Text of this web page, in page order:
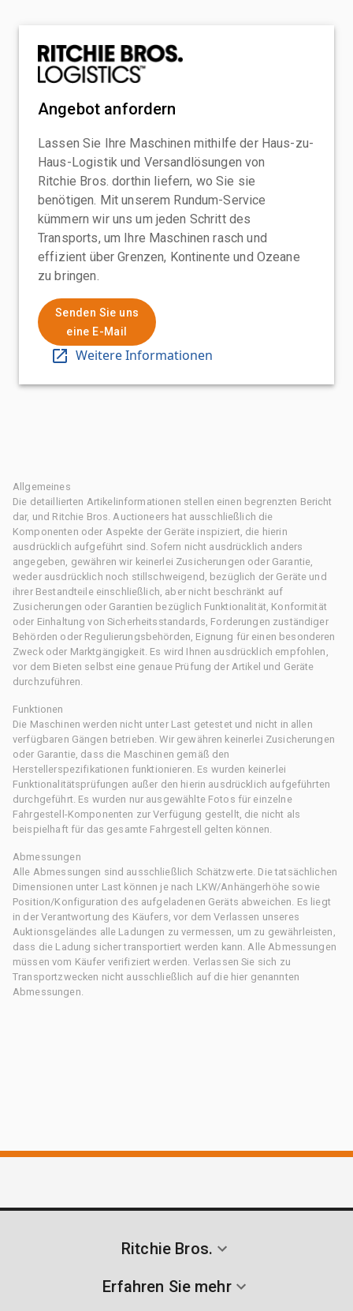
Angebot anfordern
Lassen Sie Ihre Maschinen mithilfe der Haus-zu-
Haus-Logistik und Versandlösungen von
Ritchie Bros. dorthin liefern, wo Sie sie
benötigen. Mit unserem Rundum-Service
kümmern wir uns um jeden Schritt des
Transports, um Ihre Maschinen rasch und
effizient über Grenzen, Kontinente und Ozeane
zu bringen.
Senden Sie uns
eine E-Mail
Weitere Informationen
Allgemeines
Die detaillierten Artikelinformationen stellen einen begrenzten Bericht
dar, und Ritchie Bros. Auctioneers hat ausschließlich die
Komponenten oder Aspekte der Geräte inspiziert, die hierin
ausdrücklich aufgeführt sind. Sofern nicht ausdrücklich anders
angegeben, gewähren wir keinerlei Zusicherungen oder Garantie,
weder ausdrücklich noch stillschweigend, bezüglich der Geräte und
ihrer Bestandteile einschließlich, aber nicht beschränkt auf
Zusicherungen oder Garantien bezüglich Funktionalität, Konformität
oder Einhaltung von Sicherheitsstandards, Forderungen zuständiger
Behörden oder Regulierungsbehörden, Eignung für einen besonderen
Zweck oder Marktgängigkeit. Es wird Ihnen ausdrücklich empfohlen,
vor dem Bieten selbst eine genaue Prüfung der Artikel und Geräte
durchzuführen.
Funktionen
Die Maschinen werden nicht unter Last getestet und nicht in allen
verfügbaren Gängen betrieben. Wir gewähren keinerlei Zusicherungen
oder Garantie, dass die Maschinen gemäß den
Herstellerspezifikationen funktionieren. Es wurden keinerlei
Funktionalitätsprüfungen außer den hierin ausdrücklich aufgeführten
durchgeführt. Es wurden nur ausgewählte Fotos für einzelne
Fahrgestell-Komponenten zur Verfügung gestellt, die nicht als
beispielhaft für das gesamte Fahrgestell gelten können.
Abmessungen
Alle Abmessungen sind ausschließlich Schätzwerte. Die tatsächlichen
Dimensionen unter Last können je nach LKW/Anhängerhöhe sowie
Position/Konfiguration des aufgeladenen Geräts abweichen. Es liegt
in der Verantwortung des Käufers, vor dem Verlassen unseres
Auktionsgeländes alle Ladungen zu vermessen, um zu gewährleisten,
dass die Ladung sicher transportiert werden kann. Alle Abmessungen
müssen vom Käufer verifiziert werden. Verlassen Sie sich zu
Transportzwecken nicht ausschließlich auf die hier genannten
Abmessungen.
Ritchie Bros.
Erfahren Sie mehr